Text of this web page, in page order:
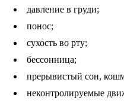
давление в груди;
понос;
сухость во рту;
бессонница;
прерывистый сон,
неконтролируемые